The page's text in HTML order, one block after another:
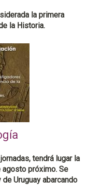
la primera
la Historia.
tendrá lugar la
agosto próximo. Se
Uruguay abarcando